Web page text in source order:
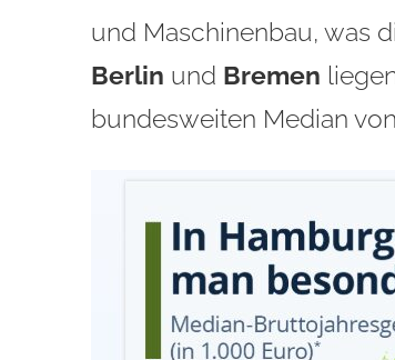
und Maschinenbau, was
Berlin und Bremen
bundesweiten Median